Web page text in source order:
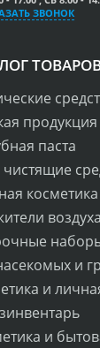
ЗВОНОК
продукция
паста
косметика
воздуха
и
и
и